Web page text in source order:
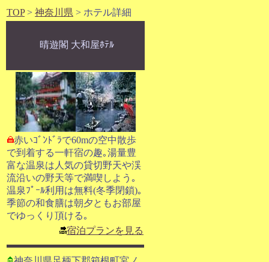
TOP> 神奈川県 > ホテル詳細
晴遊閣 大和屋ﾎﾃﾙ
赤いｺﾞﾝﾄﾞﾗで60mの空中散歩
で到着する一軒宿の趣｡湯量豊
富な温泉は人気の貸切野天や渓
流沿いの野天等で満喫しよう｡
温泉ﾌﾟｰﾙ利用は無料(冬季閉鎖)｡
季節の和食膳は朝夕ともお部屋
でゆっくり頂ける｡
宿泊プランを見る